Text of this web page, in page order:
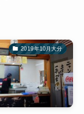
2019年10月大分